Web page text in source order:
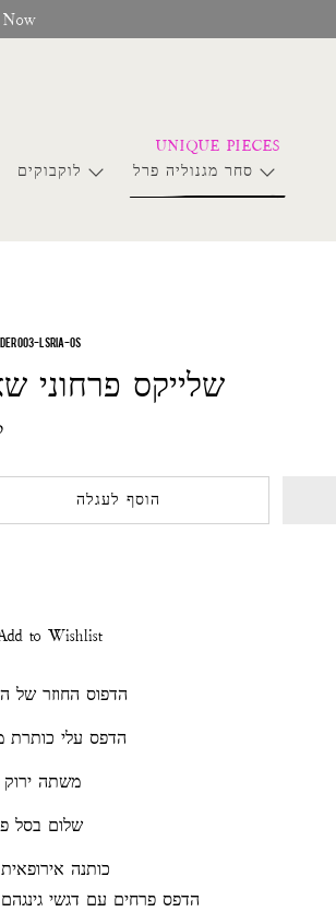
לוקבוקים סחר מגנוליה פרל
003-LSRIA-OS
שלייקס פרחוני
הוסף לעגלה
to Wishlist
הדפוס החוזר של
הדפס עלי כותרת
משתה
שלום בסל
הדפס פרחים עם דגשי גינגהם